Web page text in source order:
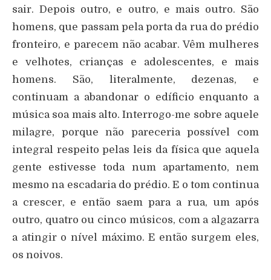
sair. Depois outro, e outro, e mais outro. São
homens, que passam pela porta da rua do prédio
fronteiro, e parecem não acabar. Vêm mulheres
e velhotes, crianças e adolescentes, e mais
homens. São, literalmente, dezenas, e
continuam a abandonar o edíficio enquanto a
música soa mais alto. Interrogo-me sobre aquele
milagre, porque não pareceria possível com
integral respeito pelas leis da física que aquela
gente estivesse toda num apartamento, nem
mesmo na escadaria do prédio. E o tom continua
a crescer, e então saem para a rua, um após
outro, quatro ou cinco músicos, com a algazarra
a atingir o nível máximo. E então surgem eles,
os noivos.